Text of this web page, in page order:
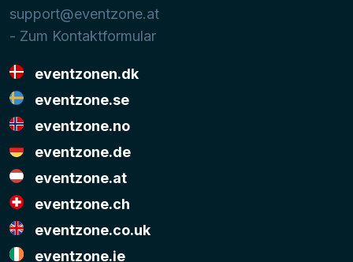
support@eventzone.at
- Zum Kontaktformular
eventzonen.dk
eventzone.se
eventzone.no
eventzone.de
eventzone.at
eventzone.ch
eventzone.co.uk
eventzone.ie